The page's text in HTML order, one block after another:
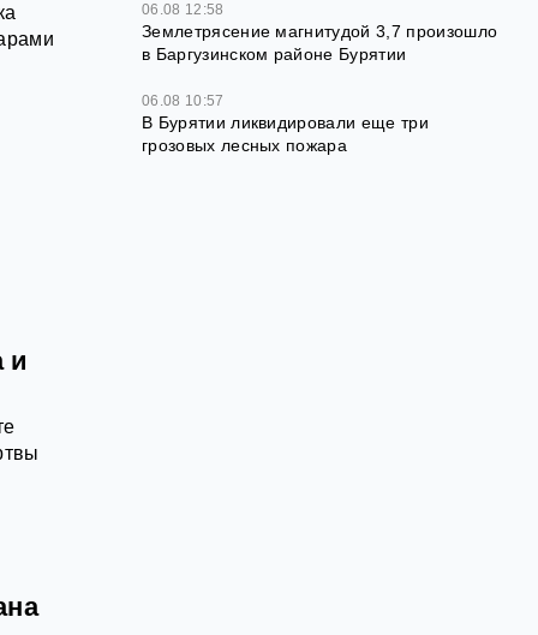
и
06.08 12:58
Землетрясение магнитудой 3,7 произошло
в Баргузинском районе Бурятии
06.08 10:57
В Бурятии ликвидировали еще три
грозовых лесных пожара